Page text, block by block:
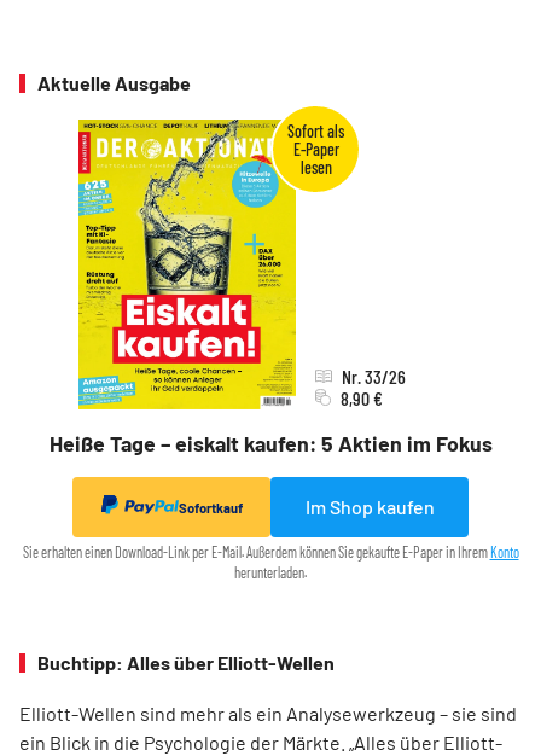
Aktuelle Ausgabe
Heiße Tage – eiskalt kaufen: 5 Aktien im Fokus
Nr. 33/26
8,90 €
Sofortkauf Im Shop kaufen
Sie erhalten einen Download-Link per E-Mail. Außerdem können Sie gekaufte E-Paper in Ihrem Konto
herunterladen.
Buchtipp: Alles über Elliott-Wellen
Elliott-Wellen sind mehr als ein Analysewerkzeug – sie sind
ein Blick in die Psychologie der Märkte. „Alles über Elliott-